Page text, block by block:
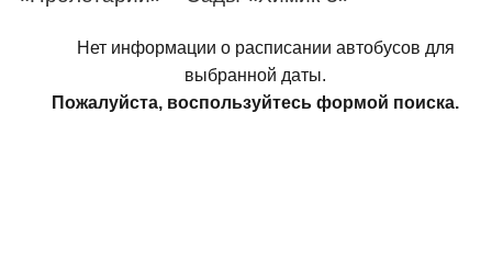
Нет информации о расписании автобусов для
выбранной даты.
Пожалуйста, воспользуйтесь формой поиска.